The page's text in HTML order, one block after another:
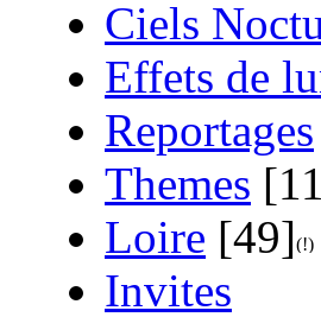
Ciels
Effets de
Reportages
Themes
Loire [49]
Invites